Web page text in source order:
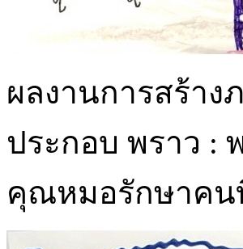
ผลงานการสร้า
ประกอบ พราว :
คุณหมอรักษาคน